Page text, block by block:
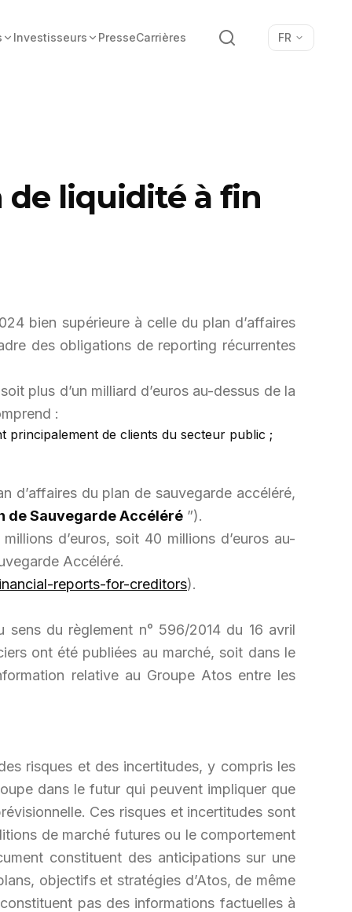
Investisseurs PresseCarrières Recherche
FR
liquidité à fin
bien supérieure à celle du plan d’affaires
des obligations de reporting récurrentes
plus d’un milliard d’euros au-dessus de la
:
principalement de clients du secteur public ;
d’affaires du plan de sauvegarde accéléré,
de Sauvegarde Accéléré ”).
d’euros, soit 40 millions d’euros au-
Accéléré.
reports-for-creditors).
sens du règlement n° 596/2014 du 16 avril
ont été publiées au marché, soit dans le
relative au Groupe Atos entre les
risques et des incertitudes, y compris les
dans le futur qui peuvent impliquer que
Ces risques et incertitudes sont
de marché futures ou le comportement
constituent des anticipations sur une
objectifs et stratégies d’Atos, de même
pas des informations factuelles à